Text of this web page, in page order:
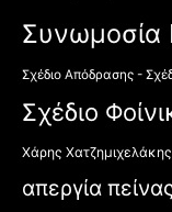
Συνωμοσία
Σχέδιο Απόδρασης -
Σχέδιο
Χάρης Χατζημιχελάκης
απεργία